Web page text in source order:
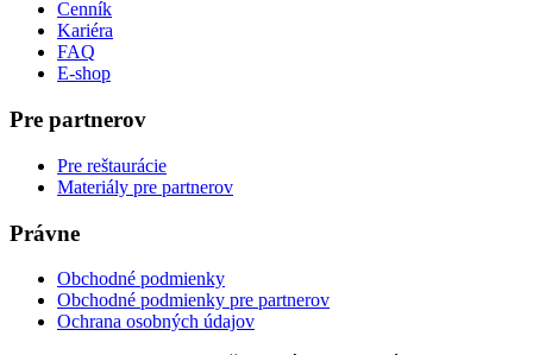
Cenník
Kariéra
FAQ
E-shop
Pre partnerov
Pre reštaurácie
Materiály pre partnerov
Právne
Obchodné podmienky
Obchodné podmienky pre partnerov
Ochrana osobných údajov